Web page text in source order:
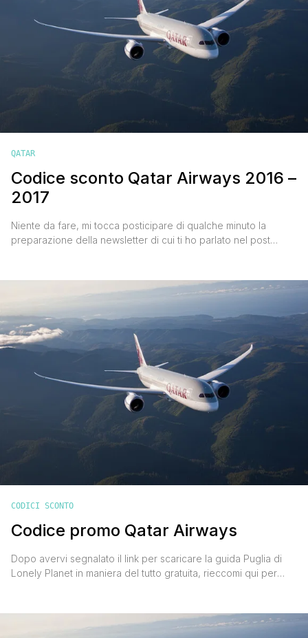
QATAR
Codice sconto Qatar Airways 2016 –
2017
Niente da fare, mi tocca posticipare di qualche minuto la
preparazione della newsletter di cui ti ho parlato nel post
non condividere con te. Si tratta di un codice sconto emesso
in occasione del lancio del nuovo sito mobile in [']
CODICI SCONTO
Codice promo Qatar Airways
Dopo avervi segnalato il link per scaricare la guida Puglia di
Lonely Planet in maniera del tutto gratuita, rieccomi qui per
innanzitutto collegarsi al sito web della compagnia aerea Qatar
Airways, inserire la città di partenza, quella [']